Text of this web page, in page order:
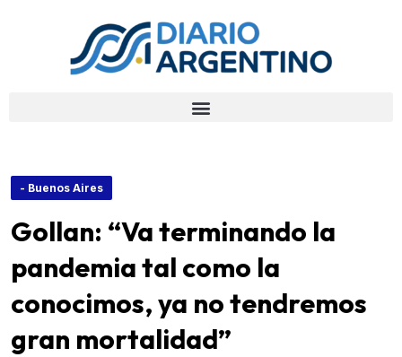
- Buenos Aires
Gollan: “Va terminando la
pandemia tal como la
conocimos, ya no tendremos
gran mortalidad”